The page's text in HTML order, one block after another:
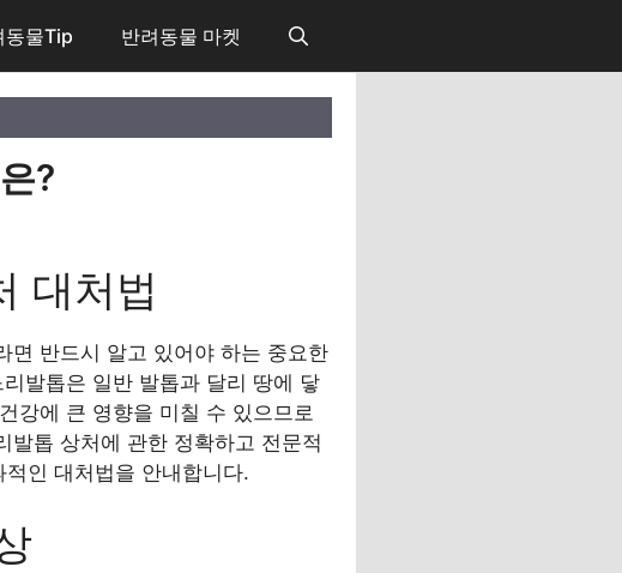
동물Tip 반려동물 마켓
?
대처법
면 반드시 알고 있어야 하는 중요한
발톱은 일반 발톱과 달리 땅에 닿
강에 큰 영향을 미칠 수 있으므로
발톱 상처에 관한 정확하고 전문적
인 대처법을 안내합니다.